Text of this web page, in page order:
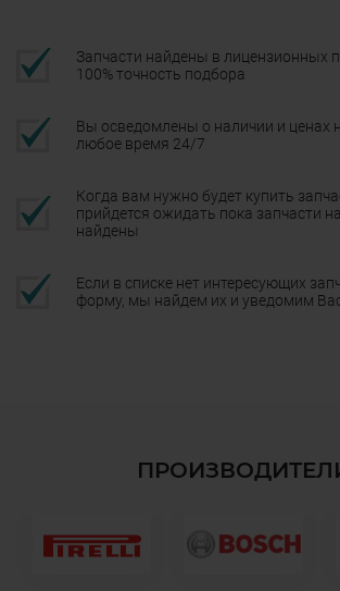
Запчасти найдены в лицензионных
100% точность подбора
Вы осведомлены о наличии и ценах
любое время 24/7
Когда вам нужно будет купить
прийдется ожидать пока запчасти
найдены
Если в списке нет интересующих
форму, мы найдем их и уведомим